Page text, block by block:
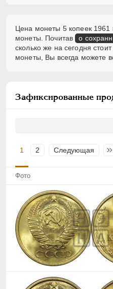
Цена монеты 5 копеек 1961
монеты. Почитав о
сколько же на сегодня
монеты, Вы всегда можете
Зафиксированные
1 2 Следующая
Фото